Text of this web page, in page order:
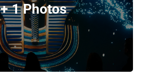
+ 1 Photos